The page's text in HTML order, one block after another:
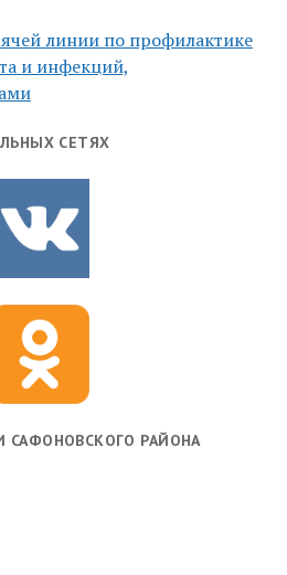
линии по профилактике
и инфекций,
СЕТЯХ
САФОНОВСКОГО РАЙОНА